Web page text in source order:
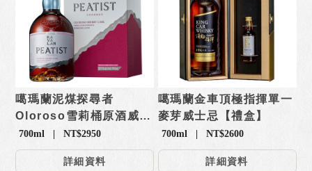
噶瑪蘭泥煤探尋者
Oloroso雪莉桶原酒威士
忌
700ml | NT$2950
詳細資料
噶瑪蘭金車頂極指揮單一
麥芽威士忌【禮盒】
700ml | NT$2600
詳細資料